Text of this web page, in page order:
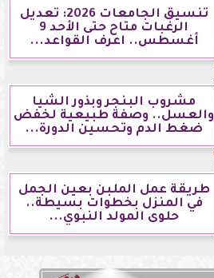
تنسيق الجامعات 2026: تعديل
الرغبات متاح حتى الأحد 9
أغسطس.. اعرف القواعد...
مشروب البنجر وبذور الشيا
والعسل.. وصفة طبيعية لخفض
ضغط الدم وتحسين الدورة...
طريقة عمل الملبن بعين الجمل
في المنزل بخطوات بسيطة..
حلوى المولد النبوي...